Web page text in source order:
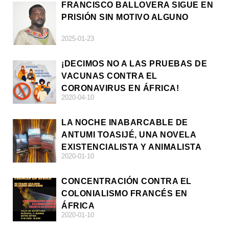
FRANCISCO BALLOVERA SIGUE EN
PRISIÓN SIN MOTIVO ALGUNO
2025-01-23
¡DECIMOS NO A LAS PRUEBAS DE
VACUNAS CONTRA EL
CORONAVIRUS EN ÁFRICA!
2020-04-10
LA NOCHE INABARCABLE DE
ANTUMI TOASIJÉ, UNA NOVELA
EXISTENCIALISTA Y ANIMALISTA
2020-01-10
CONCENTRACIÓN CONTRA EL
COLONIALISMO FRANCÉS EN
ÁFRICA
2020-01-10